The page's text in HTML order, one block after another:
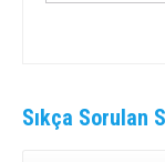
Sıkça Sorulan